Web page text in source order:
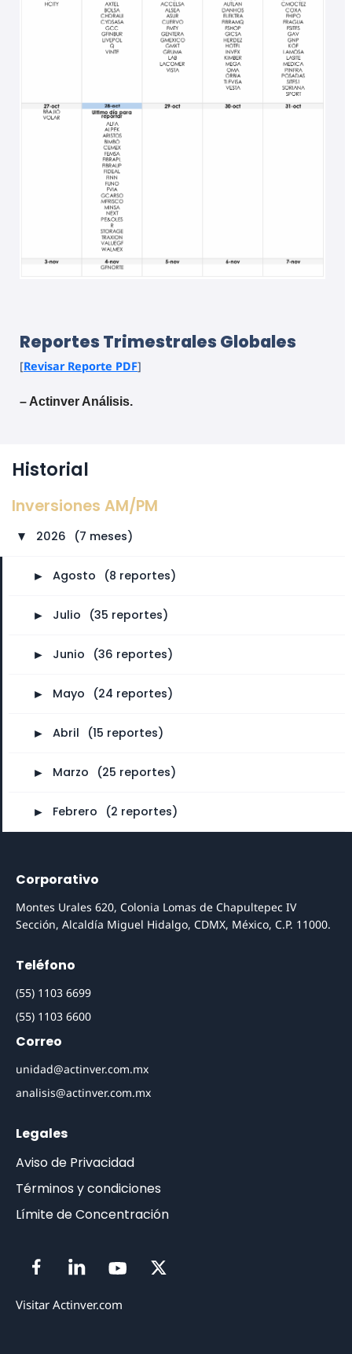
Reportes Trimestrales Globales
[Revisar Reporte PDF]
– Actinver Análisis.
Historial
Inversiones AM/PM
► 2026 (7 meses)
► Agosto (8 reportes)
► Julio (35 reportes)
► Junio (36 reportes)
► Mayo (24 reportes)
► Abril (15 reportes)
► Marzo (25 reportes)
► Febrero (2 reportes)
Corporativo
Montes Urales 620, Colonia Lomas de Chapultepec IV
Sección, Alcaldía Miguel Hidalgo, CDMX, México, C.P. 11000.
Teléfono
(55) 1103 6699
(55) 1103 6600
Correo
unidad@actinver.com.mx
analisis@actinver.com.mx
Legales
Aviso de Privacidad
Términos y condiciones
Límite de Concentración
Visitar Actinver.com